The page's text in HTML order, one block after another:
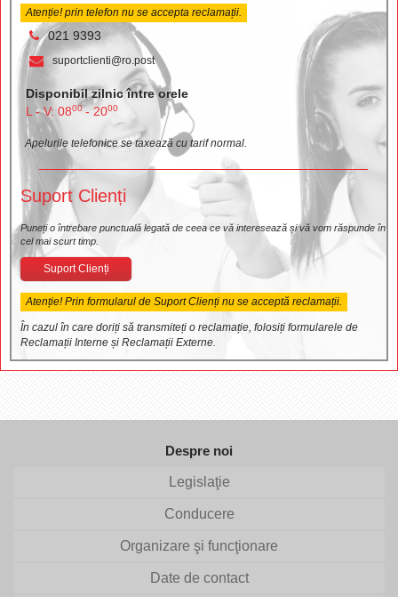
Atenție! prin telefon nu se accepta reclamații.
021 9393
suportclienti@ro.post
Disponibil zilnic între orele
L - V: 0800- 2000
Apelurile telefonice se taxează cu tarif normal.
Suport Clienți
Puneți o întrebare punctuală legată de ceea ce vă interesează și vă vom răspunde în
cel mai scurt timp.
Suport Clienți
Atenție! Prin formularul de Suport Clienți nu se acceptă reclamații.
În cazul în care doriți să transmiteți o reclamație, folosiți formularele de
Reclamații Interne și Reclamații Externe.
Despre noi
Legislaţie
Conducere
Organizare şi funcţionare
Date de contact